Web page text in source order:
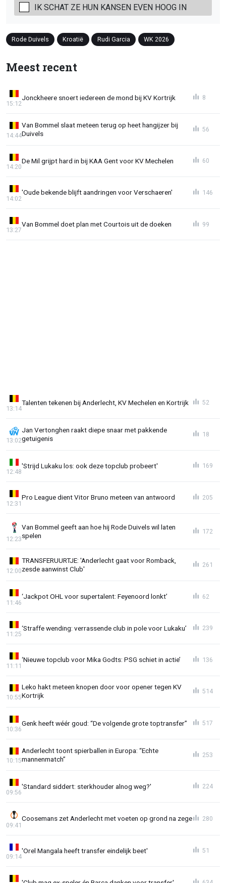
IK SCHAT ZE HUN KANSEN EVEN HOOG IN
Rode Duivels Kroatië Rudi Garcia WK 2026
Meest recent
Jonckheere snoert iedereen de mond bij KV Kortrijk
15:12
8
Van Bommel slaat meteen terug op heet hangijzer bij
Duivels
14:44
56
De Mil grijpt hard in bij KAA Gent voor KV Mechelen
14:20
60
'Oude bekende blijft aandringen voor Verschaeren'
14:02
146
Van Bommel doet plan met Courtois uit de doeken
13:27
99
Talenten tekenen bij Anderlecht, KV Mechelen en Kortrijk
13:14
52
Jan Vertonghen raakt diepe snaar met pakkende
getuigenis
13:02
18
'Strijd Lukaku los: ook deze topclub probeert'
12:48
169
Pro League dient Vitor Bruno meteen van antwoord
12:31
205
Van Bommel geeft aan hoe hij Rode Duivels wil laten
spelen
12:23
172
TRANSFERUURTJE: 'Anderlecht gaat voor Romback,
zesde aanwinst Club'
12:00
261
‘Jackpot OHL voor supertalent: Feyenoord lonkt’
11:46
62
‘Straffe wending: verrassende club in pole voor Lukaku’
11:25
239
‘Nieuwe topclub voor Mika Godts: PSG schiet in actie’
11:11
136
Leko hakt meteen knopen door voor opener tegen KV
Kortrijk
10:55
514
Genk heeft wéér goud: “De volgende grote toptransfer”
10:36
517
Anderlecht toont spierballen in Europa: “Echte
mannenmatch”
10:15
253
'Standard siddert: sterkhouder alnog weg?'
09:56
224
Coosemans zet Anderlecht met voeten op grond na zege
09:41
280
'Orel Mangala heeft transfer eindelijk beet'
09:14
51